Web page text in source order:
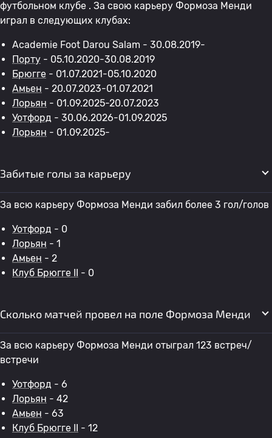
футбольном клубе . За свою карьеру Формоза Менди
играл в следующих клубах:
Academie Foot Darou Salam - 30.08.2019-
Порту - 05.10.2020-30.08.2019
Брюгге - 01.07.2021-05.10.2020
Амьен - 20.07.2023-01.07.2021
Лорьян - 01.09.2025-20.07.2023
Уотфорд - 30.06.2026-01.09.2025
Лорьян - 01.09.2025-
Забитые голы за карьеру
За всю карьеру Формоза Менди забил более 3 гол/голов
Уотфорд - 0
Лорьян - 1
Амьен - 2
Клуб Брюгге II - 0
Сколько матчей провел на поле Формоза Менди
За всю карьеру Формоза Менди отыграл 123 встреч/
встречи
Уотфорд - 6
Лорьян - 42
Амьен - 63
Клуб Брюгге II - 12